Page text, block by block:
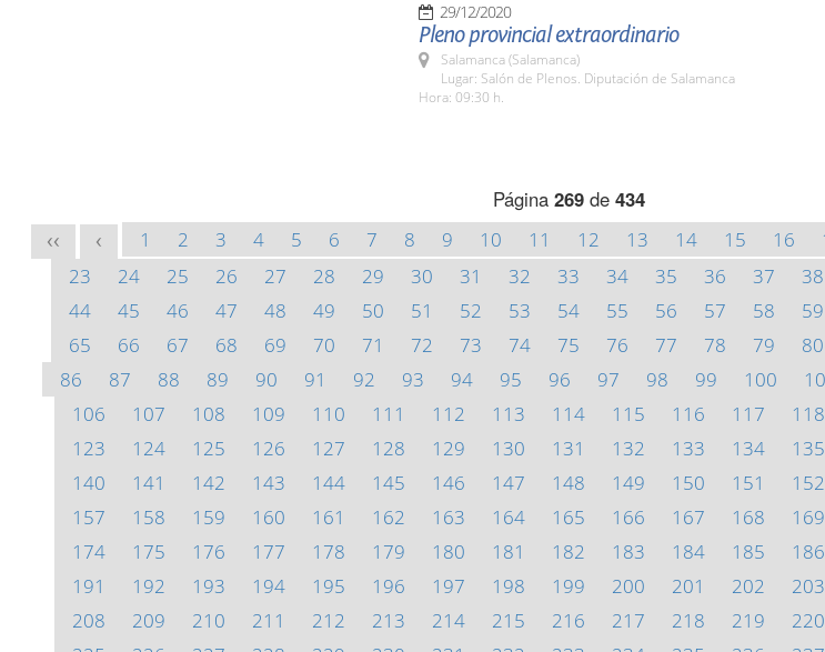
29/12/2020
Pleno provincial extraordinario
Salamanca (Salamanca)
Lugar: Salón de Plenos. Diputación de Salamanca
Hora: 09:30 h.
Página 269de 434
<< < 1 2 3 4 5 6 7 8 9 10 11 12 13 14 15 16
23
24 25 26 27 28 29 30 31 32 33 34 35 36 37 38
44
45 46 47 48 49 50 51 52 53 54 55 56 57 58 59
65
66 67 68 69 70 71 72 73 74 75 76 77 78 79 80
86
87 88 89 90 91 92 93 94 95 96 97 98 99 100
106
107 108 109 110 111 112 113 114 115 116 117 118
123
124 125 126 127 128 129 130 131 132 133 134 135
140
141 142 143 144 145 146 147 148 149 150 151 152
157
158 159 160 161 162 163 164 165 166 167 168 169
174
175 176 177 178 179 180 181 182 183 184 185 186
191
192 193 194 195 196 197 198 199 200 201 202 203
208
209 210 211 212 213 214 215 216 217 218 219 220